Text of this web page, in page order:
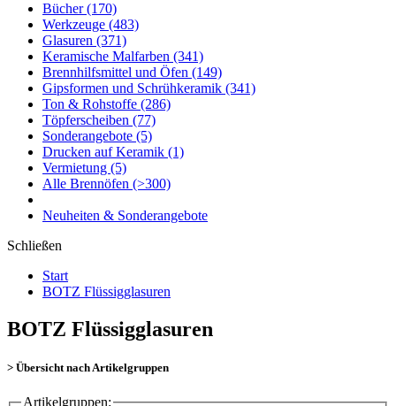
Bücher(170)
Werkzeuge (483)
Glasuren (371)
Keramische Malfarben (341)
Brennhilfsmittel und Öfen (149)
Gipsformen und Schrühkeramik (341)
Ton & Rohstoffe (286)
Töpferscheiben (77)
Sonderangebote (5)
Drucken auf Keramik (1)
Vermietung (5)
Alle Brennöfen (>300)
Neuheiten & Sonderangebote
Schließen
Start
BOTZ Flüssigglasuren
BOTZ Flüssigglasuren
> Übersicht nach Artikelgruppen
Artikelgruppen: